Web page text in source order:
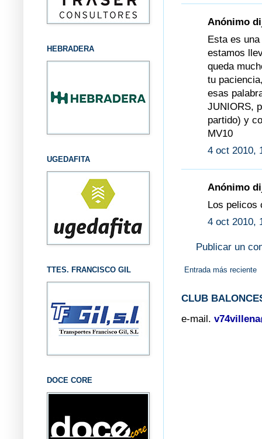
Anónimo
Esta es
estamos
queda
tu
esas
JUNIORS,
partido) y
MV10
4 oct 2010,
Anónimo
Los pelicos
4 oct 2010,
Publicar un
Entrada más reciente
CLUB
e-mail.
HEBRADERA
UGEDAFITA
TTES. FRANCISCO GIL
DOCE CORE